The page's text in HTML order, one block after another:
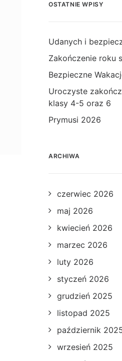
OSTATNIE WPISY
Udanych i
Zakończenie roku
Bezpieczne
Uroczyste
klasy 4-5 oraz 6
Prymusi 2026
ARCHIWA
czerwiec 2026
maj 2026
kwiecień 2026
marzec 2026
luty 2026
styczeń 2026
grudzień 2025
listopad 2025
październik
wrzesień 2025